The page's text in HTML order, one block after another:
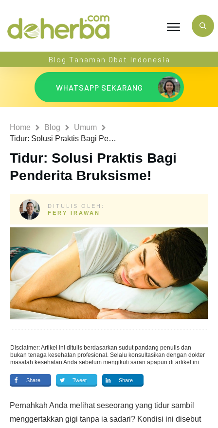
Blog Tanaman Obat Indonesia
WHATSAPP SEKARANG
Home Blog
Umum
Tidur: Solusi Praktis Bagi Penderita Bruksisme!
Tidur: Solusi Praktis Bagi
Penderita Bruksisme!
DITULIS OLEH:
FERY IRAWAN
Disclaimer: Artikel ini ditulis berdasarkan sudut pandang penulis dan
bukan tenaga kesehatan profesional. Selalu konsultasikan dengan dokter
masalah kesehatan Anda sebelum mengikuti saran apapun di artikel ini.
Share Tweet Share
Pernahkah Anda melihat seseorang yang tidur sambil
menggertakkan gigi tanpa ia sadari? Kondisi ini disebut